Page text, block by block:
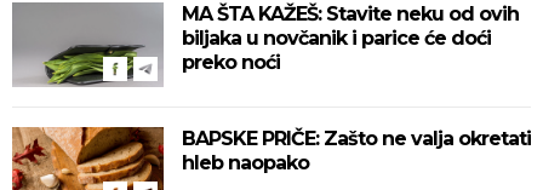
MA ŠTA KAŽEŠ: Stavite neku od ovih
biljaka u novčanik i parice će doći
preko noći
BAPSKE PRIČE: Zašto ne valja okretati
hleb naopako